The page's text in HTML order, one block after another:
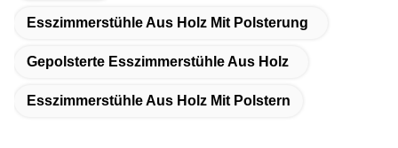
Esszimmerstühle Aus Holz Mit Polsterung
Gepolsterte Esszimmerstühle Aus Holz
Esszimmerstühle Aus Holz Mit Polstern